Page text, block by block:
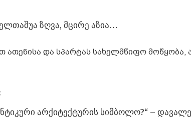
ზღვა, მცირე აზია…
ათენისა და სპარტას სახელმწიფო
არქიტექტურის სიმბოლო?“ –